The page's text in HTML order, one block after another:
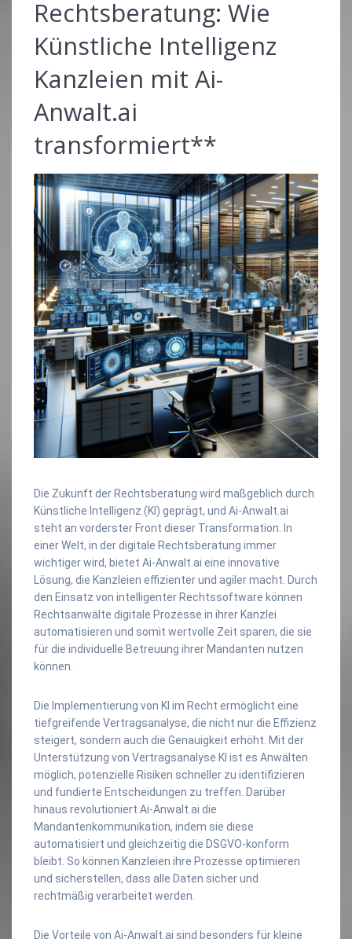
Rechtsberatung: Wie
Künstliche Intelligenz
Kanzleien mit Ai-
Anwalt.ai
transformiert**
Die Zukunft der Rechtsberatung wird maßgeblich durch
Künstliche Intelligenz (KI) geprägt, und Ai-Anwalt.ai
steht an vorderster Front dieser Transformation. In
einer Welt, in der digitale Rechtsberatung immer
wichtiger wird, bietet Ai-Anwalt.ai eine innovative
Lösung, die Kanzleien effizienter und agiler macht. Durch
den Einsatz von intelligenter Rechtssoftware können
Rechtsanwälte digitale Prozesse in ihrer Kanzlei
automatisieren und somit wertvolle Zeit sparen, die sie
für die individuelle Betreuung ihrer Mandanten nutzen
können.
Die Implementierung von KI im Recht ermöglicht eine
tiefgreifende Vertragsanalyse, die nicht nur die Effizienz
steigert, sondern auch die Genauigkeit erhöht. Mit der
Unterstützung von Vertragsanalyse KI ist es Anwälten
möglich, potenzielle Risiken schneller zu identifizieren
und fundierte Entscheidungen zu treffen. Darüber
hinaus revolutioniert Ai-Anwalt.ai die
Mandantenkommunikation, indem sie diese
automatisiert und gleichzeitig die DSGVO-konform
bleibt. So können Kanzleien ihre Prozesse optimieren
und sicherstellen, dass alle Daten sicher und
rechtmäßig verarbeitet werden.
Die Vorteile von Ai-Anwalt.ai sind besonders für kleine